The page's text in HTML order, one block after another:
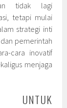
tidak lagi
tetapi mulai
strategi inti
pemerintah
cara inovatif
menjaga
UNTUK